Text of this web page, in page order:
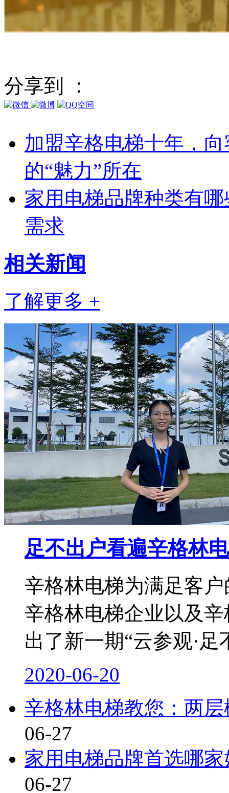
分享到 ：
加盟辛格电梯十年，
的“魅力”所在
家用电梯品牌种类有
需求
相关新闻
了解更多 +
足不出户看遍辛格林
辛格林电梯为满足客
辛格林电梯企业以及
出了新一期“云参观·
2020-06-20
辛格林电梯教您：两
06-27
家用电梯品牌首选哪
06-27